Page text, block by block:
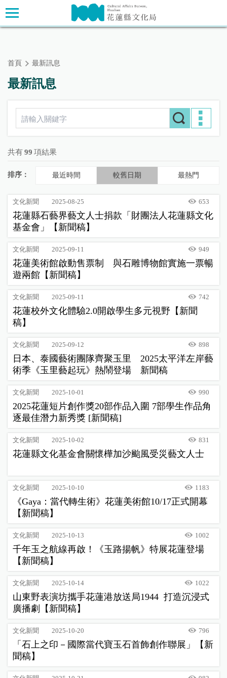
跳
到
主
主要內容區塊
首頁 最新訊息
最新訊息
共有 99 項結果
排序： 最近時間 較舊日期 最熱門
文化新聞 2025-08-25 653
花蓮縣石藝界藝文人士捐款「財團法人花蓮縣文化
基金會」【新聞稿】
文化新聞 2025-09-11 949
花蓮美術館啟動售票制 與石雕博物館實施一票暢
遊兩館【新聞稿】
文化新聞 2025-09-11 742
花蓮校外文化體驗2.0開啟學生多元視野【新聞
稿】
文化新聞 2025-09-12 898
日本、泰國藝術團隊齊聚玉里 2025太平洋左岸藝
術季《玉里藝起玩》熱鬧登場 新聞稿
文化新聞 2025-10-01 990
2025花蓮短片創作獎20部作品入圍 7部學生作品角
逐最佳潛力新秀獎 [新聞稿]
文化新聞 2025-10-02 831
花蓮縣文化基金會關懷樺加沙颱風受災藝文人士
文化新聞 2025-10-10 1183
《Gaya：當代轉生術》花蓮美術館10/17正式開幕
【新聞稿】
文化新聞 2025-10-13 1002
千年玉之航線再啟！《玉路揚帆》特展花蓮登場
【新聞稿】
文化新聞 2025-10-14 1022
山東野表演坊攜手花蓮港放送局1944 打造沉浸式
廣播劇【新聞稿】
文化新聞 2025-10-20 796
「石上之印－國際當代寶玉石首飾創作聯展」【新
聞稿】